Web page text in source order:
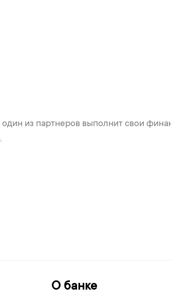
один из партнеров выполнит свои
О банке